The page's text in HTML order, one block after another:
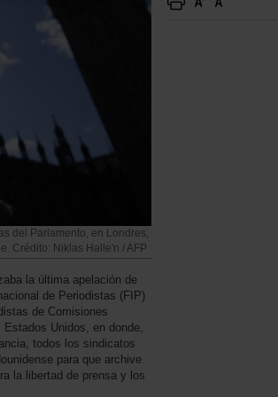
del Parlamento, en Londres,
Crédito: Niklas Halle'n / AFP
la última apelación de
de Periodistas (FIP)
de Comisiones
Unidos, en donde,
todos los sindicatos
para que archive
la libertad de prensa y los